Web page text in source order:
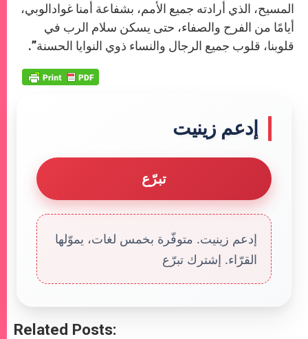
المسيح، الذي أرادته جميع الأمم، بشفاعة أمنا غوادالوبي،
أيامًا من الفرح والصفاء، حتى يسكن سلام الرب في
قلوبنا، قلوب جميع الرجال والنساء ذوي النوايا الحسنة”.
إدعم زينيت
تبرّع
إدعم زينيت. متوفّرة بخمس لغات، يموّلها
القرّاء. إشترك تبرّع
Related Posts: